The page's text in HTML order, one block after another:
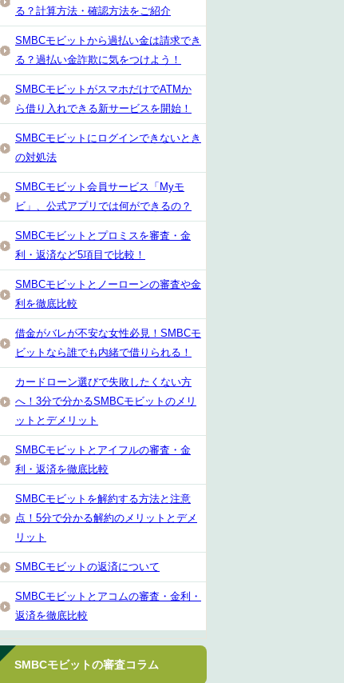
る？計算方法・確認方法をご紹介
SMBCモビットから過払い金は請求でき
る？過払い金詐欺に気をつけよう！
SMBCモビットがスマホだけでATMか
ら借り入れできる新サービスを開始！
SMBCモビットにログインできないとき
の対処法
SMBCモビット会員サービス「Myモ
ビ」、公式アプリでは何ができるの？
SMBCモビットとプロミスを審査・金
利・返済など5項目で比較！
SMBCモビットとノーローンの審査や金
利を徹底比較
借金がバレが不安な女性必見！SMBCモ
ビットなら誰でも内緒で借りられる！
カードローン選びで失敗したくない方
へ！3分で分かるSMBCモビットのメリ
ットとデメリット
SMBCモビットとアイフルの審査・金
利・返済を徹底比較
SMBCモビットを解約する方法と注意
点！5分で分かる解約のメリットとデメ
リット
SMBCモビットの返済について
SMBCモビットとアコムの審査・金利・
返済を徹底比較
SMBCモビットの審査コラム